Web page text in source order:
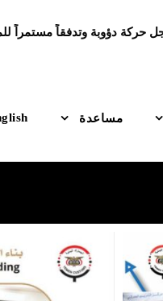
حركة دؤوبة وتدفقاً مستمراً
مساعدة